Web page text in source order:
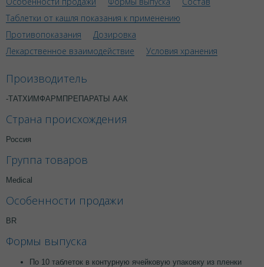
Таблетки от кашля показания к применению
Противопоказания
Дозировка
Лекарственное взаимодействие
Условия хранения
Производитель
-ТАТХИМФАРМПРЕПАРАТЫ ААК
Страна происхождения
Россия
Группа товаров
Medical
Особенности продажи
BR
Формы выпуска
По 10 таблеток в контурную ячейковую упаковку из пленки